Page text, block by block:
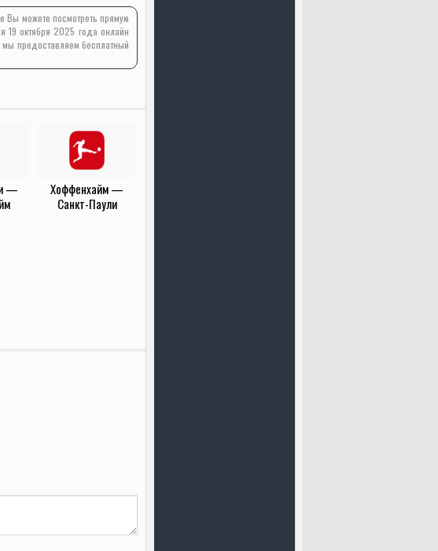
Вы можете посмотреть прямую
19 октября 2025 года онлайн
предоставляем бесплатный
—
Хоффенхайм —
Санкт-Паули